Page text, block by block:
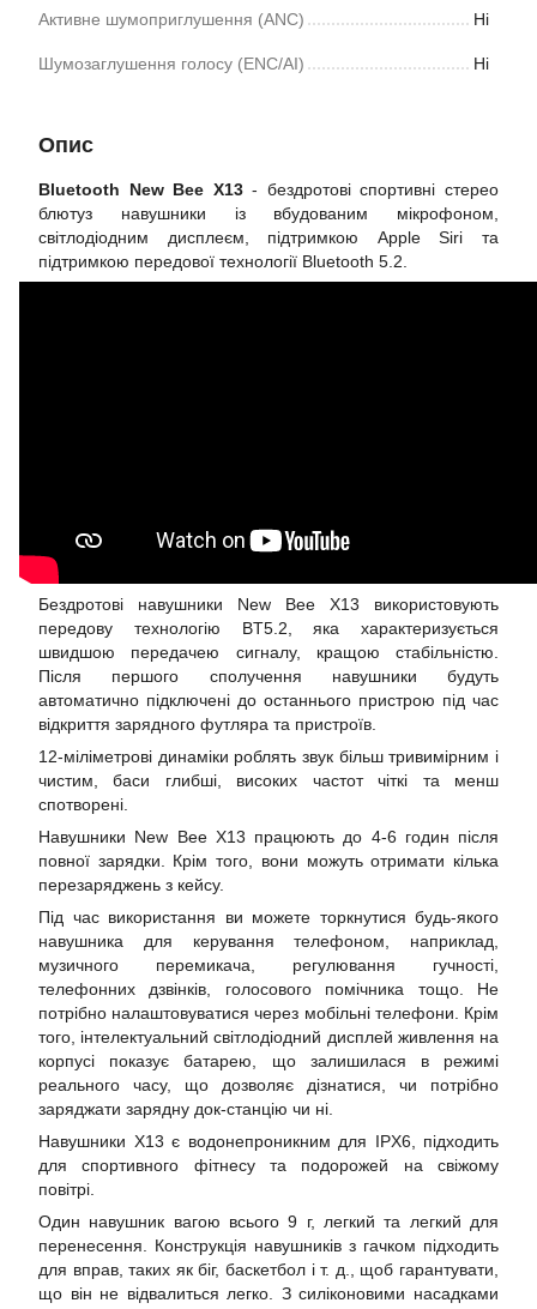
Активне шумоприглушення (ANC) Ні
Шумозаглушення голосу (ENC/AI) Ні
Опис
Bluetooth New Bee X13- бездротові спортивні стерео
блютуз навушники із вбудованим мікрофоном,
світлодіодним дисплеєм, підтримкою Apple Siri та
підтримкою передової технології Bluetooth 5.2.
Бездротові навушники New Bee X13 використовують
передову технологію BT5.2, яка характеризується
швидшою передачею сигналу, кращою стабільністю.
Після першого сполучення навушники будуть
автоматично підключені до останнього пристрою під час
відкриття зарядного футляра та пристроїв.
12-міліметрові динаміки роблять звук більш тривимірним і
чистим, баси глибші, високих частот чіткі та менш
спотворені.
Навушники New Bee X13 працюють до 4-6 годин після
повної зарядки. Крім того, вони можуть отримати кілька
перезаряджень з кейсу.
Під час використання ви можете торкнутися будь-якого
навушника для керування телефоном, наприклад,
музичного перемикача, регулювання гучності,
телефонних дзвінків, голосового помічника тощо. Не
потрібно налаштовуватися через мобільні телефони. Крім
того, інтелектуальний світлодіодний дисплей живлення на
корпусі показує батарею, що залишилася в режимі
реального часу, що дозволяє дізнатися, чи потрібно
заряджати зарядну док-станцію чи ні.
Навушники X13 є водонепроникним для IPX6, підходить
для спортивного фітнесу та подорожей на свіжому
повітрі.
Один навушник вагою всього 9 г, легкий та легкий для
перенесення. Конструкція навушників з гачком підходить
для вправ, таких як біг, баскетбол і т. д., щоб гарантувати,
що він не відвалиться легко. З силіконовими насадками